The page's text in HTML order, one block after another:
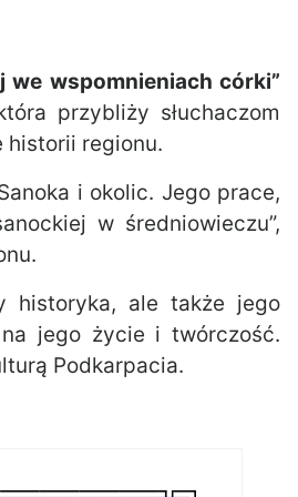
we wspomnieniach córki”
przybliży słuchaczom
historii regionu.
i okolic. Jego prace,
w średniowieczu”,
historyka, ale także jego
jego życie i twórczość.
Podkarpacia.